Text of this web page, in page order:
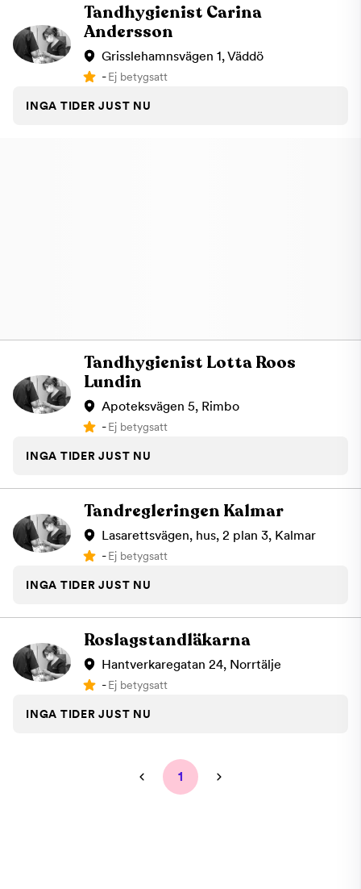
Tandhygienist Carina
Andersson
Grisslehamnsvägen 1, Väddö
-Ej betygsatt
INGA TIDER JUST NU
Tandhygienist Lotta Roos
Lundin
Apoteksvägen 5, Rimbo
-Ej betygsatt
INGA TIDER JUST NU
Tandregleringen Kalmar
Lasarettsvägen, hus, 2 plan 3, Kalmar
-Ej betygsatt
INGA TIDER JUST NU
Roslagstandläkarna
Hantverkaregatan 24, Norrtälje
-Ej betygsatt
INGA TIDER JUST NU
1